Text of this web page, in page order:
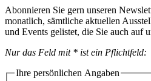
Abonnieren Sie gern unseren
monatlich, sämtliche aktuellen
und Events gelistet, die Sie auch auf
Nur das Feld mit * ist ein Pflichtfeld:
Ihre persönlichen Angaben